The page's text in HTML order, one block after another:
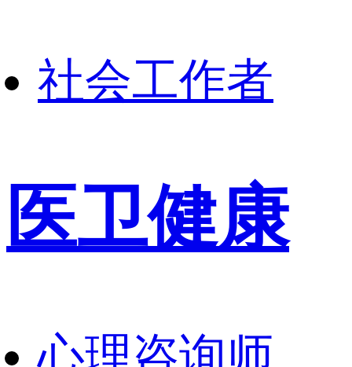
社会工作者
医卫健康
心理咨询师